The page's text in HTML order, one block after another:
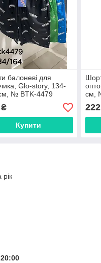
балоневі для
Glo-story, 134-
№ BTK-4479
Купити
см,
222
рік